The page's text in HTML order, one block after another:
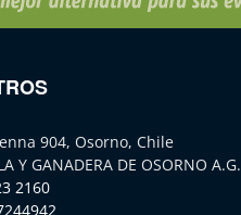
904, Osorno, Chile
Y GANADERA DE OSORNO A.G.
2160